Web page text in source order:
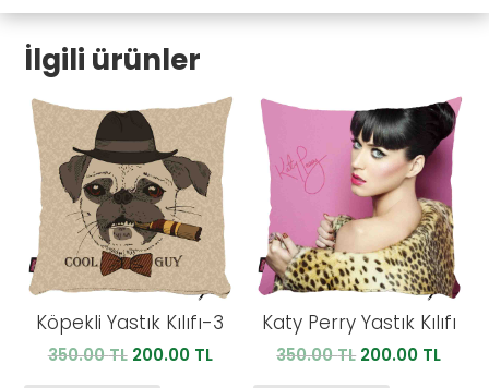
adet
İlgili ürünler
Köpekli Yastık Kılıfı-3
350.00TL Orijinal
200.00 TLŞu
Katy Perry Yastık Kılıfı
350.00TL Orijinal
200.00 TLŞu